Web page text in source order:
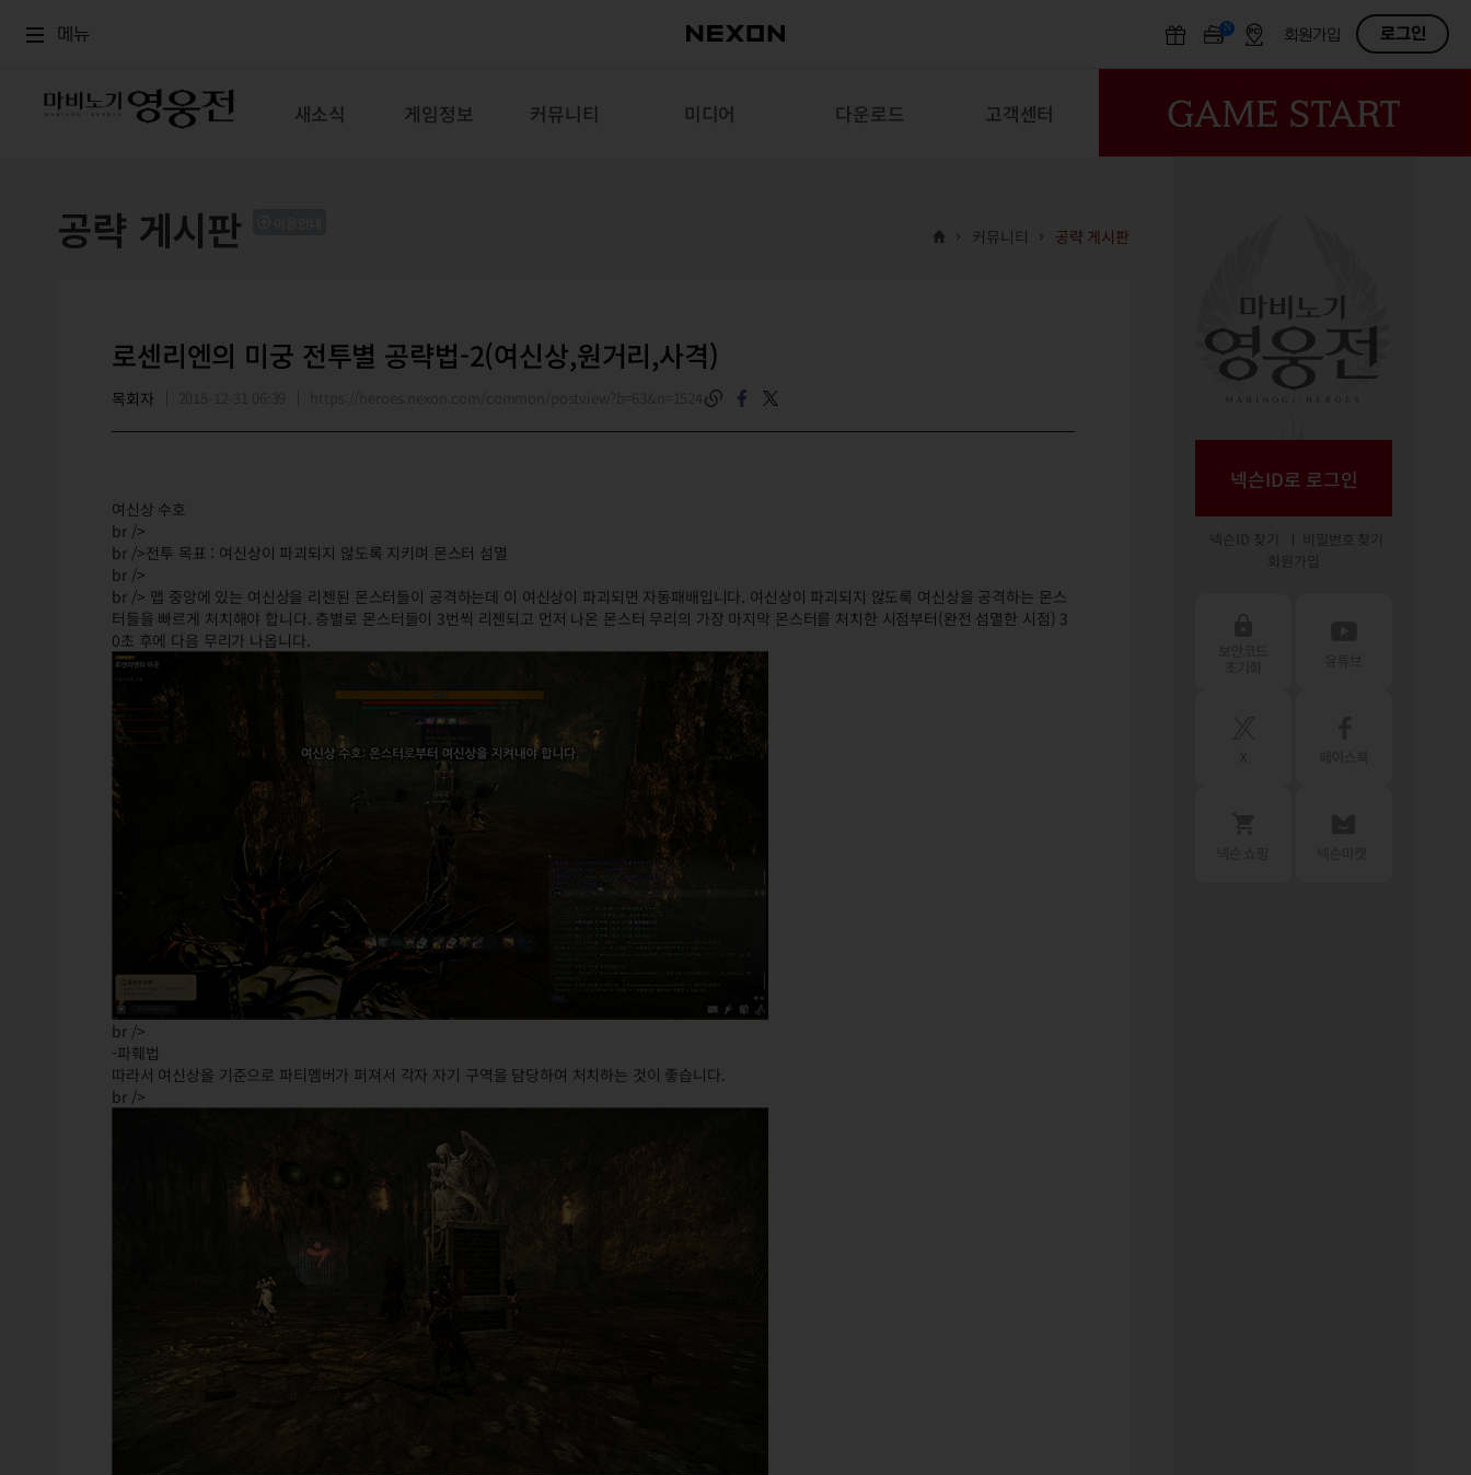
메뉴 N OFF회원가입 로그인
새소식 게임정보 커뮤니티 미디어 다운로드 고객센터
공략 게시판 커뮤니티 공략 게시판
로센리엔의 미궁 전투별 공략법-2(여신상,원거리,사격)
목회자
여신상 수호
br />
br />전투 목표 : 여신상이 파괴되지 않도록 지키며 몬스터 섬멸
br />
br /> 맵 중앙에 있는 여신상을 리젠된 몬스터들이 공격하는데 이 여신상이 파괴되면 자동패배입니다. 여신상이 파괴되지 않도록 여신상을 공격하는 몬스
터들을 빠르게 처치해야 합니다. 층별로 몬스터들이 3번씩 리젠되고 먼저 나온 몬스터 무리의 가장 마지막 몬스터를 처치한 시점부터(완전 섬멸한 시점) 3
0초 후에 다음 무리가 나옵니다.
br />
-파훼법
따라서 여신상을 기준으로 파티멤버가 퍼져서 각자 자기 구역을 담당하여 처치하는 것이 좋습니다.
br />
넥슨ID로 로그인
넥슨ID 찾기
비밀번호 찾기
회원가입